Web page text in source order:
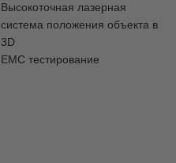
Высокоточная лазерная
система положения объекта в
3D
EMC тестирование